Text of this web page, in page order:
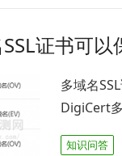
证书可
多域名
DigiCert
知识问答